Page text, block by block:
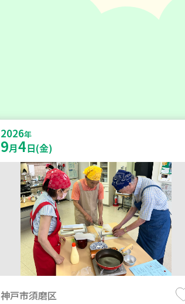
2026年
9月4日(金)
神戸市須磨区